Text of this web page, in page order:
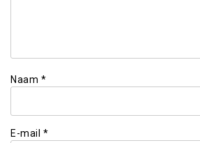
Naam *
E-mail *